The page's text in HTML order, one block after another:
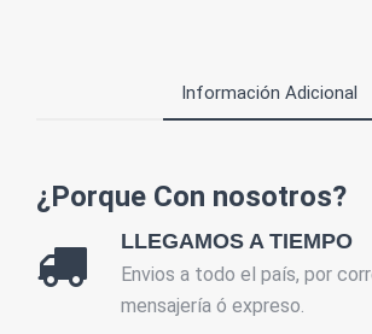
Información Adicional
¿Porque Con nosotros?
LLEGAMOS A TIEMPO
Envios a todo el país, por
mensajería ó expreso.